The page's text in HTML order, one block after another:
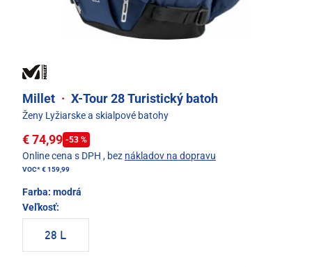
Millet · X-Tour 28 Turistický batoh
Ženy Lyžiarske a skialpové batohy
€ 74,99 -53 %
Online cena s DPH , bez nákladov na dopravu
VOC*€ 159,99
Farba: modrá
Veľkosť:
28 L